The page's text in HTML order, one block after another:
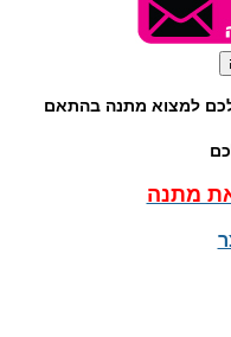
לכם למצוא מתנה בהתאם
מתנה